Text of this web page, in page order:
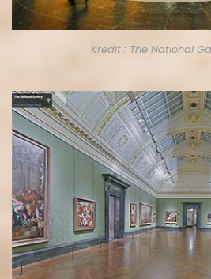
Kredit : The National